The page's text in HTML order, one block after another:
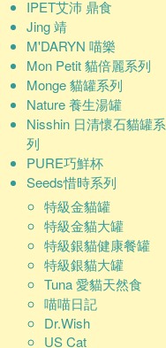
IPET艾沛 鼎食
Jing 靖
M'DARYN 喵樂
Mon Petit 貓倍麗系列
Monge 貓罐系列
Nature 養生湯罐
Nisshin 日清懷石貓罐系
列
PURE巧鮮杯
Seeds惜時系列
特級金貓罐
特級金貓大罐
特級銀貓健康餐罐
特級銀貓大罐
Tuna 愛貓天然食
喵喵日記
Dr.Wish
US Cat